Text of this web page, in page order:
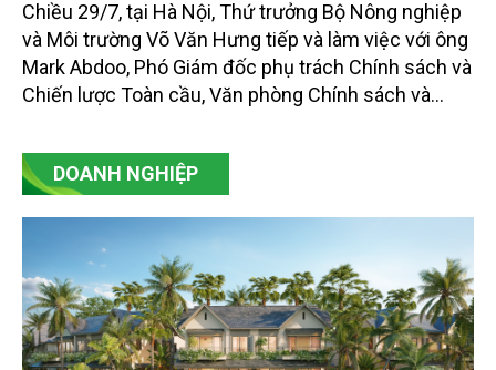
Chiều 29/7, tại Hà Nội, Thứ trưởng Bộ Nông nghiệp
và Môi trường Võ Văn Hưng tiếp và làm việc với ông
Mark Abdoo, Phó Giám đốc phụ trách Chính sách và
Chiến lược Toàn cầu, Văn phòng Chính sách và
và Dược phẩm Hoa Kỳ (FDA).
DOANH NGHIỆP